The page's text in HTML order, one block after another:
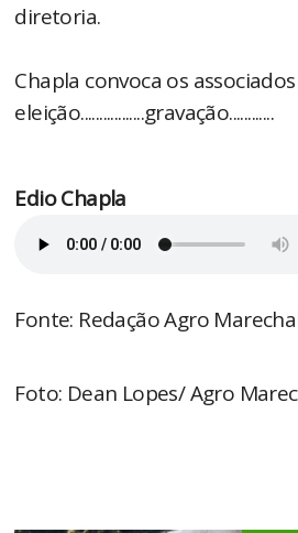
diretoria.
Chapla convoca os
eleição.................gravação............
Edio Chapla
Fonte: Redação Agro
Foto: Dean Lopes/ Agro